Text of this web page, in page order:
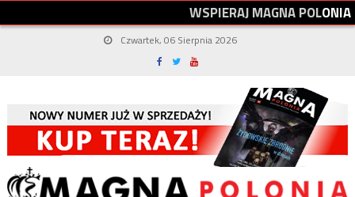
WSPIERAJMAGNAPOLONIA
Czwartek, 06 Sierpnia 2026